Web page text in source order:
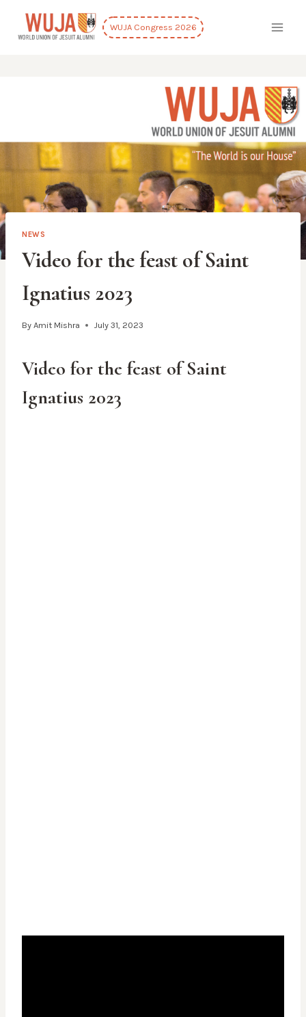
content
WUJA Congress 2026
NEWS
Video for the feast of Saint
Ignatius 2023
By Amit Mishra July 31, 2023
Video for the feast of Saint
Ignatius 2023